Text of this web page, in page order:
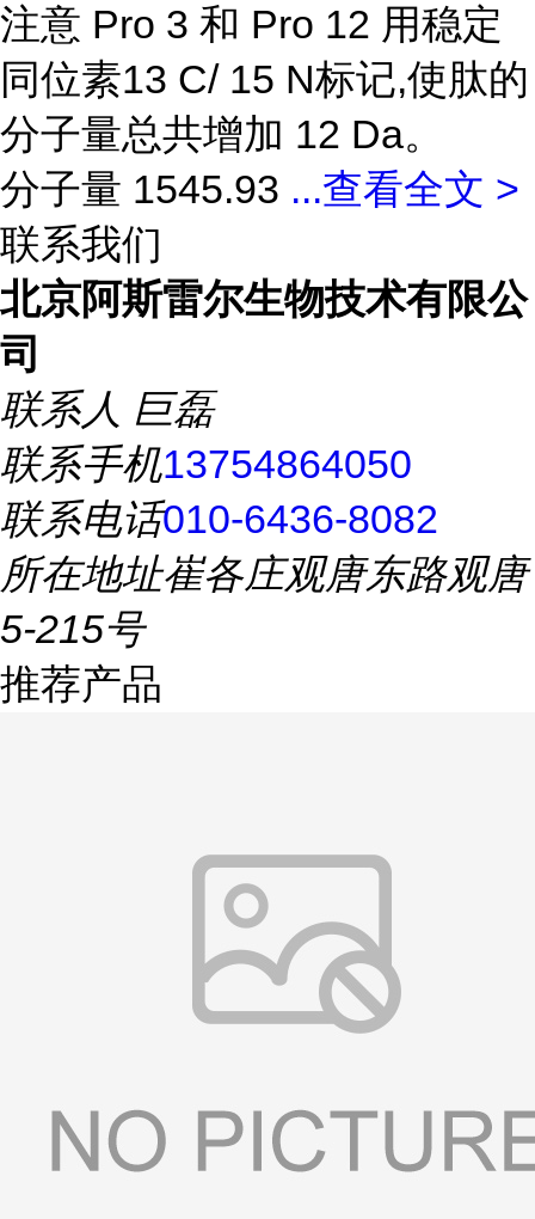
注意 Pro 3 和 Pro 12 用稳定
同位素13 C/ 15 N标记,使肽的
分子量总共增加 12 Da。
分子量 1545.93 ...查看全文 >
联系我们
北京阿斯雷尔生物技术有限公
司
联系人 巨磊
联系手机13754864050
联系电话010-6436-8082
所在地址崔各庄观唐东路观唐
5-215号
推荐产品